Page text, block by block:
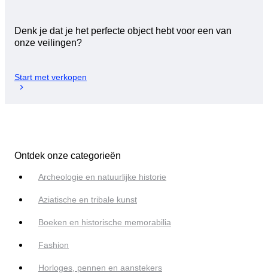
Denk je dat je het perfecte object hebt voor een van
onze veilingen?
Start met verkopen
Ontdek onze categorieën
Archeologie en natuurlijke historie
Aziatische en tribale kunst
Boeken en historische memorabilia
Fashion
Horloges, pennen en aanstekers